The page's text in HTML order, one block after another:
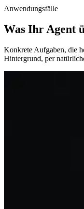
Anwendungsfälle
Was Ihr Agent
Konkrete Aufgaben, die
Hintergrund, per